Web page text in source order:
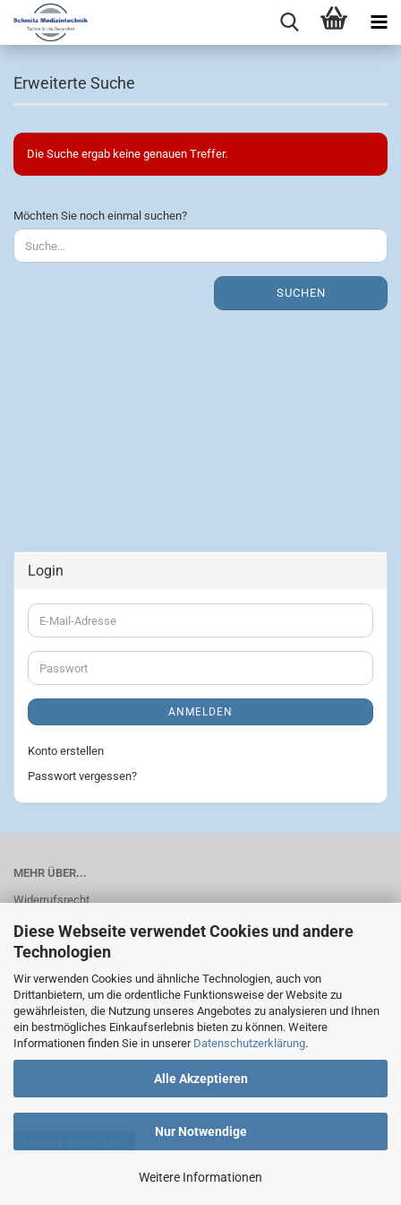
Diese Webseite verwendet Cookies und andere
Technologien
Wir verwenden Cookies und ähnliche Technologien, auch von
Drittanbietern, um die ordentliche Funktionsweise der Website zu
gewährleisten, die Nutzung unseres Angebotes zu analysieren und Ihnen
ein bestmögliches Einkaufserlebnis bieten zu können. Weitere
Informationen finden Sie in unserer Datenschutzerklärung.
Alle Akzeptieren
Nur Notwendige
Weitere Informationen
Erweiterte Suche
Die Suche ergab keine genauen Treffer.
MÖCHTEN
SIE
NOCH
EINMAL
Möchten Sie noch einmal suchen?
SUCHEN
Login
E-
Mail-
Adresse
Passwort
ANMELDEN
Konto erstellen
Passwort vergessen?
MEHR ÜBER...
Widerrufsrecht
AGB
Liefer- und Versandkosten
Privatsphäre und Datenschutz
Impressum
Cookie Einstellungen